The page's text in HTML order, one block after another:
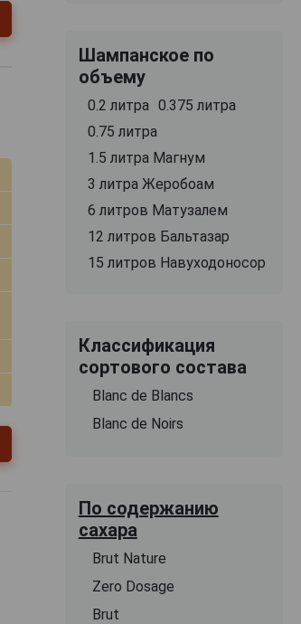
Шампанское по
объему
0.2 литра 0.375 литра
0.75 литра
1.5 литра Магнум
3 литра Жеробоам
6 литров Матузалем
12 литров Бальтазар
15 литров Навуходоносор
Классификация
сортового состава
Blanc de Blancs
Blanc de Noirs
По содержанию
сахара
Brut Nature
Zero Dosage
Brut